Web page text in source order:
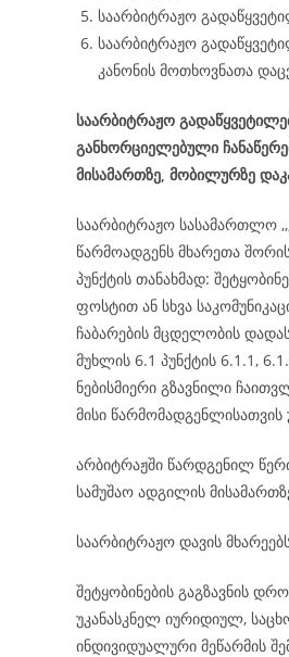
საარბიტრაჟო
საარბიტრაჟო
კანონის მოთხოვნათა
საარბიტრაჟო
განხორციელებული
მისამართზე, მობილურზე
საარბიტრაჟო სასამართლო
წარმოადგენს მხარეთა
პუნქტის თანახმად:
ფოსტით ან სხვა
ჩაბარების მცდელობის
მუხლის 6.1 პუნქტის 6.1.1,
ნებისმიერი გზავნილი
მისი
არბიტრაჟში წარდგენილ
სამუშაო ადგილის
საარბიტრაჟო დავის
შეტყობინების გაგზავნის
უკანასკნელ იურიდიულ,
ინდივიდუალური მეწარმის